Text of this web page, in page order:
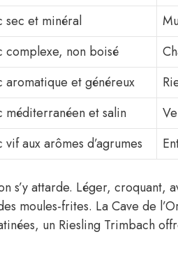
sec et minéral
complexe, non boisé
aromatique et généreux
méditerranéen et salin
vif aux arômes d’agrumes
s’y attarde. Léger, croquant,
moules-frites. La Cave de
un Riesling Trimbach